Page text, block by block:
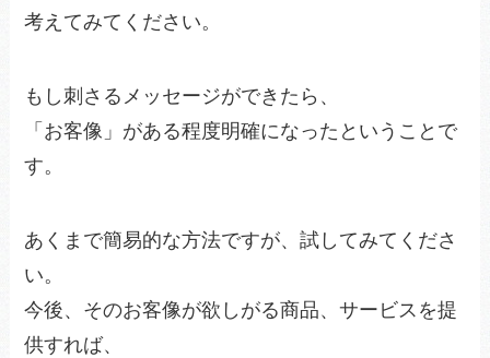
考えてみてください。
もし刺さるメッセージができたら、
「お客像」がある程度明確になったということで
す。
あくまで簡易的な方法ですが、試してみてくださ
い。
今後、そのお客像が欲しがる商品、サービスを提
供すれば、